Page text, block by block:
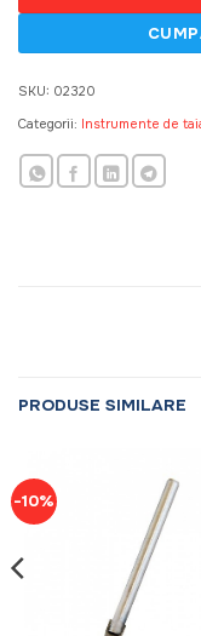
SKU: 02320
Categorii: Instrumente de
PRODUSE SIMILARE
-10%